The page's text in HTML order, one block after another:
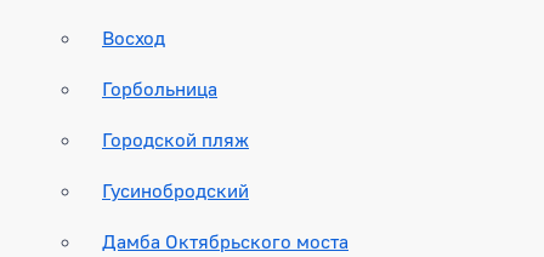
Восход
Горбольница
Городской пляж
Гусинобродский
Дамба Октябрьского моста